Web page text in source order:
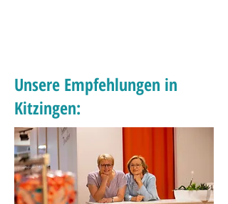
Unsere Empfehlungen in
Kitzingen: